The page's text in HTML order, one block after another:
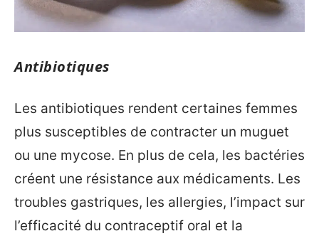
Antibiotiques
Les antibiotiques rendent certaines femmes
plus susceptibles de contracter un muguet
ou une mycose. En plus de cela, les bactéries
créent une résistance aux médicaments. Les
troubles gastriques, les allergies, l’impact sur
l’efficacité du contraceptif oral et la